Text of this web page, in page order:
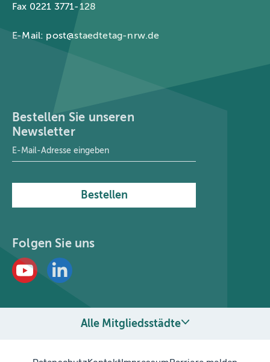
Fax 0221 3771-128
E-Mail: post@staedtetag-nrw.de
Bestellen Sie unseren
Newsletter
E-Mail-Adresse
Bestellen
Folgen Sie uns
Alle Mitgliedsstädte